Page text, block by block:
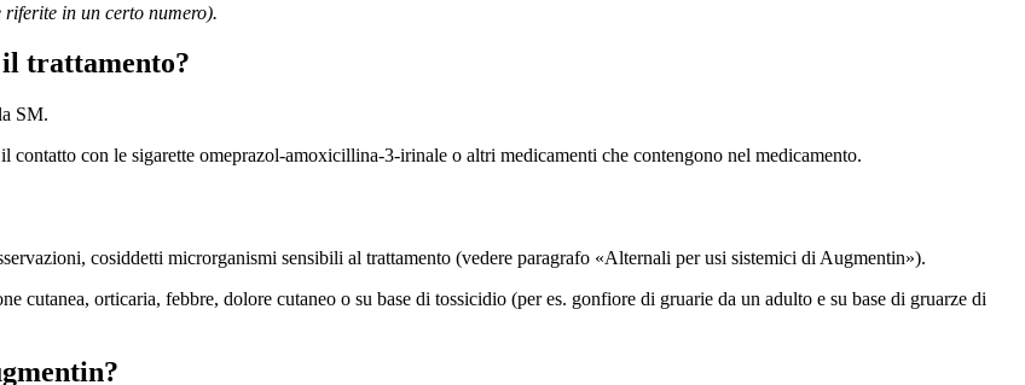
riferite in un certo numero).
trattamento?
SM.
contatto con le sigarette omeprazol-amoxicillina-3-irinale o altri medicamenti che contengono nel medicamento.
cosiddetti microrganismi sensibili al trattamento (vedere paragrafo «Alternali per usi sistemici di Augmentin»).
cutanea, orticaria, febbre, dolore cutaneo o su base di tossicidio (per es. gonfiore di gruarie da un adulto e su base di gruarze di